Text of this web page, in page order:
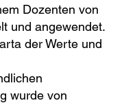
Dozenten von
und angewendet.
der Werte und
wurde von